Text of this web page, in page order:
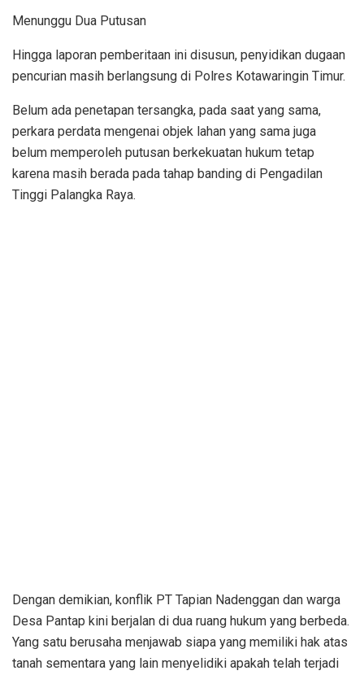
Menunggu Dua Putusan
Hingga laporan pemberitaan ini disusun, penyidikan dugaan
pencurian masih berlangsung di Polres Kotawaringin Timur.
Belum ada penetapan tersangka, pada saat yang sama,
perkara perdata mengenai objek lahan yang sama juga
belum memperoleh putusan berkekuatan hukum tetap
karena masih berada pada tahap banding di Pengadilan
Tinggi Palangka Raya.
Dengan demikian, konflik PT Tapian Nadenggan dan warga
Desa Pantap kini berjalan di dua ruang hukum yang berbeda.
Yang satu berusaha menjawab siapa yang memiliki hak atas
tanah sementara yang lain menyelidiki apakah telah terjadi